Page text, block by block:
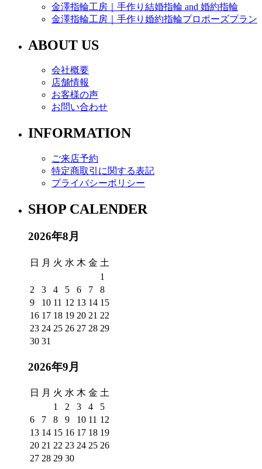
金澤指輪工房｜手作り結婚指輪 and 婚約指輪
金澤指輪工房｜手作り婚約指輪プロポーズプラン
ABOUT US
会社概要
店舗情報
お客様の声
お問い合わせ
INFORMATION
ご来店予約
特定商取引に関する表記
プライバシーポリシー
SHOP CALENDER
2026年8月
日 月 火 水 木 金 土
1
2
3 4 5 6 7
8
9
10 11 12 13 14 15
16 17 18 19 20 21 22
23 24 25 26 27 28 29
30 31
2026年9月
日 月 火 水 木 金 土
1
2 3 4
5
6
7 8 9 10 11 12
13 14 15 16 17 18 19
20 21 22 23 24 25 26
27 28 29 30